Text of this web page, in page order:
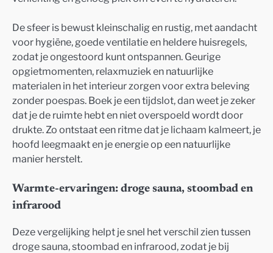
De sfeer is bewust kleinschalig en rustig, met aandacht
voor hygiëne, goede ventilatie en heldere huisregels,
zodat je ongestoord kunt ontspannen. Geurige
opgietmomenten, relaxmuziek en natuurlijke
materialen in het interieur zorgen voor extra beleving
zonder poespas. Boek je een tijdslot, dan weet je zeker
dat je de ruimte hebt en niet overspoeld wordt door
drukte. Zo ontstaat een ritme dat je lichaam kalmeert, je
hoofd leegmaakt en je energie op een natuurlijke
manier herstelt.
Warmte-ervaringen: droge sauna, stoombad en
infrarood
Deze vergelijking helpt je snel het verschil zien tussen
droge sauna, stoombad en infrarood, zodat je bij